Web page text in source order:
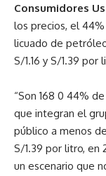
Consumidores
los precios, el
licuado de
S/1.16 y S/1.39
“Son 168 0 44%
que integran el
público a menos
S/1.39 por litro, en
un escenario que